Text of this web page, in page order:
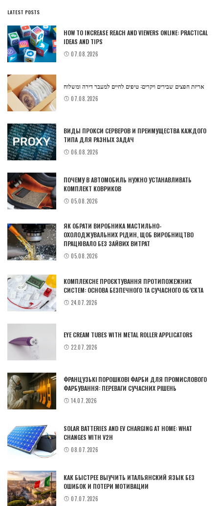
LATEST POSTS
HOW TO INCREASE REACH AND VIEWERS ONLINE: PRACTICAL
IDEAS AND TIPS
07.08.2026
אריזת חפצים שבירים ויקרים: טיפים לחיים למעבר דירה ומשלוח
07.08.2026
ВИДЫ ПРОКСИ СЕРВЕРОВ И ПРЕИМУЩЕСТВА КАЖДОГО
ТИПА ДЛЯ РАЗНЫХ ЗАДАЧ
06.08.2026
ПОЧЕМУ В АВТОМОБИЛЬ НУЖНО УСТАНАВЛИВАТЬ
КОМПЛЕКТ КОВРИКОВ
05.08.2026
ЯК ОБРАТИ ВИРОБНИКА МАСТИЛЬНО-
ОХОЛОДЖУВАЛЬНИХ РІДИН, ЩОБ ВИРОБНИЦТВО
ПРАЦЮВАЛО БЕЗ ЗАЙВИХ ВИТРАТ
05.08.2026
КОМПЛЕКСНЕ ПРОЄКТУВАННЯ ПРОТИПОЖЕЖНИХ
СИСТЕМ: ОСНОВА БЕЗПЕЧНОГО ТА СУЧАСНОГО ОБ’ЄКТА
24.07.2026
EYE CREAM TUBES WITH METAL ROLLER APPLICATORS
22.07.2026
ФРАНЦУЗЬКІ ПОРОШКОВІ ФАРБИ ДЛЯ ПРОМИСЛОВОГО
ФАРБУВАННЯ: ПЕРЕВАГИ СУЧАСНИХ РІШЕНЬ
14.07.2026
SOLAR BATTERIES AND EV CHARGING AT HOME: WHAT
CHANGES WITH V2H
08.07.2026
КАК БЫСТРЕЕ ВЫУЧИТЬ ИТАЛЬЯНСКИЙ ЯЗЫК БЕЗ
ОШИБОК И ПОТЕРИ МОТИВАЦИИ
07.07.2026